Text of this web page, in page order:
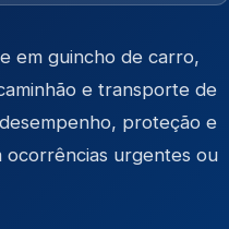
em guincho de carro,
e transporte de
proteção e
ocorrências urgentes ou